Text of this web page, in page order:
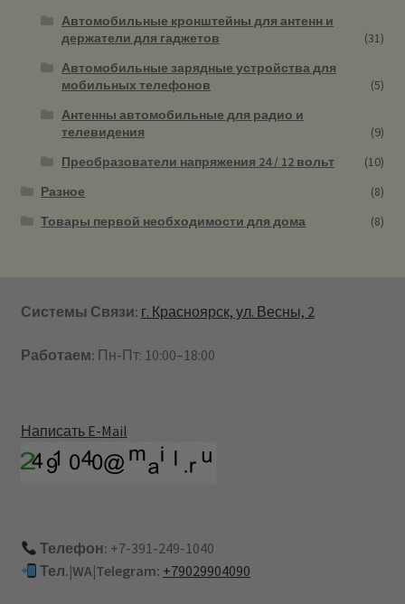
Автомобильные кронштейны для антенн и
держатели для гаджетов
(31)
Автомобильные зарядные устройства для
мобильных телефонов
(5)
Антенны автомобильные для радио и
телевидения
(9)
Преобразователи напряжения 24 / 12 вольт
(10)
Разное
(8)
Товары первой необходимости для дома
(8)
Системы Связи: г. Красноярск, ул. Весны, 2
Работаем: Пн-Пт: 10:00–18:00
Написать E-Mail
Телефон: +7-391-249-1040
Тел.|WA|Telegram: +79029904090